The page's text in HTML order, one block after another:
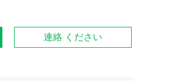
連絡 ください